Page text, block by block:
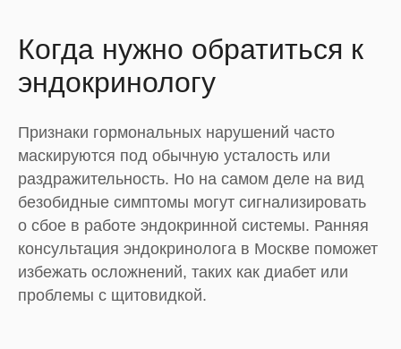
Когда нужно обратиться к
эндокринологу
Признаки гормональных нарушений часто
маскируются под обычную усталость или
раздражительность. Но на самом деле на вид
безобидные симптомы могут сигнализировать
о сбое в работе эндокринной системы. Ранняя
консультация эндокринолога в Москве поможет
избежать осложнений, таких как диабет или
проблемы с щитовидкой.